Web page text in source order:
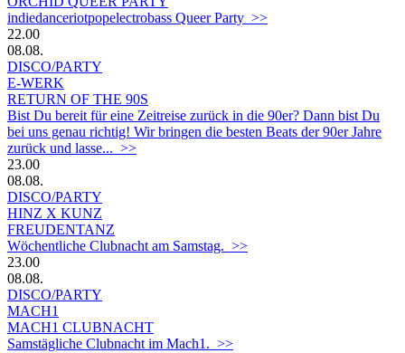
indiedanceriotpopelectrobass Queer Party >>
22.00
08.08.
DISCO/PARTY
E-WERK
RETURN OF THE 90S
Bist Du bereit für eine Zeitreise zurück in die 90er? Dann bist Du
bei uns genau richtig! Wir bringen die besten Beats der 90er Jahre
zurück und lasse... >>
23.00
08.08.
DISCO/PARTY
HINZ X KUNZ
FREUDENTANZ
Wöchentliche Clubnacht am Samstag. >>
23.00
08.08.
DISCO/PARTY
MACH1
MACH1 CLUBNACHT
Samstägliche Clubnacht im Mach1. >>